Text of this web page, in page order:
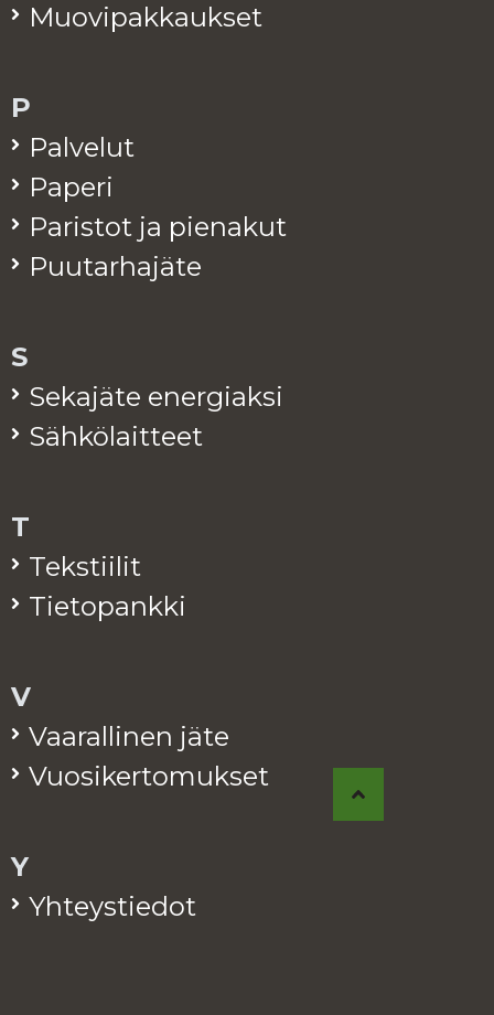
Muo­vi­pak­kauk­set
P
Pal­ve­lut
Pa­pe­ri
Pa­ris­tot ja pie­na­kut
Puu­tar­ha­jä­te
S
Se­ka­jä­te ener­giak­si
Säh­kö­lait­teet
T
Teks­tii­lit
Tie­to­pank­ki
V
Vaa­ral­li­nen jäte
Vuo­si­ker­to­muk­set
Y
Yh­teys­tie­dot